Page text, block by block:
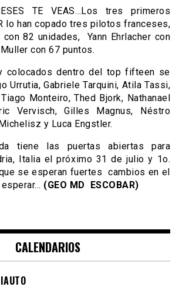
TE VEAS…Los tres primeros
lo han copado tres pilotos franceses,
con 82 unidades, Yann Ehrlacher con
con 67 puntos.
colocados dentro del top fifteen se
Urrutia, Gabriele Tarquini, Atila Tassi,
Monteiro, Thed Bjork, Nathanael
Vervisch, Gilles Magnus, Néstro
y Luca Engstler.
tiene las puertas abiertas para
Italia el próximo 31 de julio y 1o.
se esperan fuertes cambios en el
(GEO MD ESCOBAR)
CALENDARIOS